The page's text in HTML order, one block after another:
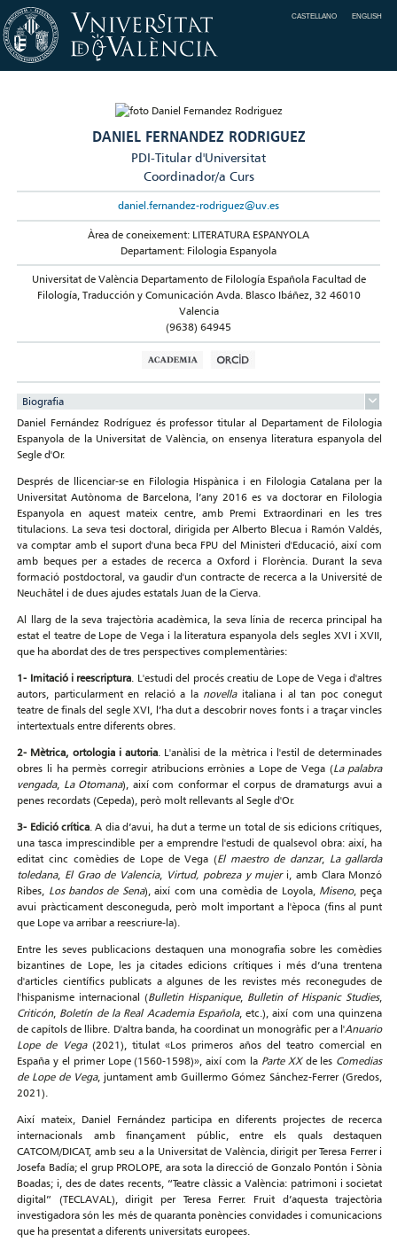
CASTELLANO ENGLISH
DANIEL FERNANDEZ RODRIGUEZ
PDI-Titular d'Universitat
Coordinador/a Curs
daniel.fernandez-rodriguez@uv.es
Àrea de coneixement: LITERATURA ESPANYOLA
Departament: Filologia Espanyola
Universitat de València Departamento de Filología Española Facultad de
Filología, Traducción y Comunicación Avda. Blasco Ibáñez, 32 46010
Valencia
(9638) 64945
Biografia
Daniel Fernández Rodríguez és professor titular al Departament de Filologia
Espanyola de la Universitat de València, on ensenya literatura espanyola del
Segle d'Or.
Després de llicenciar-se en Filologia Hispànica i en Filologia Catalana per la
Universitat Autònoma de Barcelona, l’any 2016 es va doctorar en Filologia
Espanyola en aquest mateix centre, amb Premi Extraordinari en les tres
titulacions. La seva tesi doctoral, dirigida per Alberto Blecua i Ramón Valdés,
va comptar amb el suport d'una beca FPU del Ministeri d'Educació, així com
amb beques per a estades de recerca a Oxford i Florència. Durant la seva
formació postdoctoral, va gaudir d'un contracte de recerca a la Université de
Neuchâtel i de dues ajudes estatals Juan de la Cierva.
Al llarg de la seva trajectòria acadèmica, la seva línia de recerca principal ha
estat el teatre de Lope de Vega i la literatura espanyola dels segles XVI i XVII,
que ha abordat des de tres perspectives complementàries:
1- Imitació i reescriptura . L'estudi del procés creatiu de Lope de Vega i d'altres
autors, particularment en relació a la novellaitaliana i al tan poc conegut
teatre de finals del segle XVI, l’ha dut a descobrir noves fonts i a traçar vincles
intertextuals entre diferents obres.
2- Mètrica, ortologia i autoria. L'anàlisi de la mètrica i l'estil de determinades
obres li ha permès corregir atribucions errònies a Lope de Vega (La palabra
vengada, La Otomana), així com conformar el corpus de dramaturgs avui a
penes recordats (Cepeda), però molt rellevants al Segle d'Or.
3- Edició crítica . A dia d’avui, ha dut a terme un total de sis edicions crítiques,
una tasca imprescindible per a emprendre l'estudi de qualsevol obra: així, ha
editat cinc comèdies de Lope de Vega (El maestro de danzar, La gallarda
toledana, El Grao de Valencia, Virtud, pobreza y mujeri, amb Clara Monzó
Ribes, Los bandos de Sena), així com una comèdia de Loyola, Miseno, peça
avui pràcticament desconeguda, però molt important a l'època (fins al punt
que Lope va arribar a reescriure-la).
Entre les seves publicacions destaquen una monografia sobre les comèdies
bizantines de Lope, les ja citades edicions crítiques i més d’una trentena
d'articles científics publicats a algunes de les revistes més reconegudes de
l'hispanisme internacional (Bulletin Hispanique, Bulletin of Hispanic Studies,
Criticón, Boletín de la Real Academia Española, etc.), així com una quinzena
de capítols de llibre. D'altra banda, ha coordinat un monogràfic per a l'Anuario
Lope de Vega(2021), titulat «Los primeros años del teatro comercial en
España y el primer Lope (1560-1598)», així com la Parte XXde les Comedias
de Lope de Vega, juntament amb Guillermo Gómez Sánchez-Ferrer (Gredos,
2021).
Així mateix, Daniel Fernández participa en diferents projectes de recerca
internacionals amb finançament públic, entre els quals destaquen
CATCOM/DICAT, amb seu a la Universitat de València, dirigit per Teresa Ferrer i
Josefa Badía; el grup PROLOPE, ara sota la direcció de Gonzalo Pontón i Sònia
Boadas; i, des de dates recents, “Teatre clàssic a València: patrimoni i societat
digital” (TECLAVAL), dirigit per Teresa Ferrer. Fruit d’aquesta trajectòria
investigadora són les més de quaranta ponències convidades i comunicacions
que ha presentat a diferents universitats europees.